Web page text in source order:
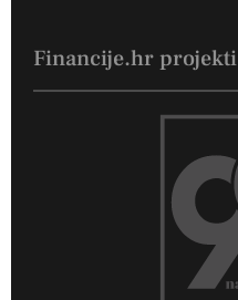
Financije.hr projekti